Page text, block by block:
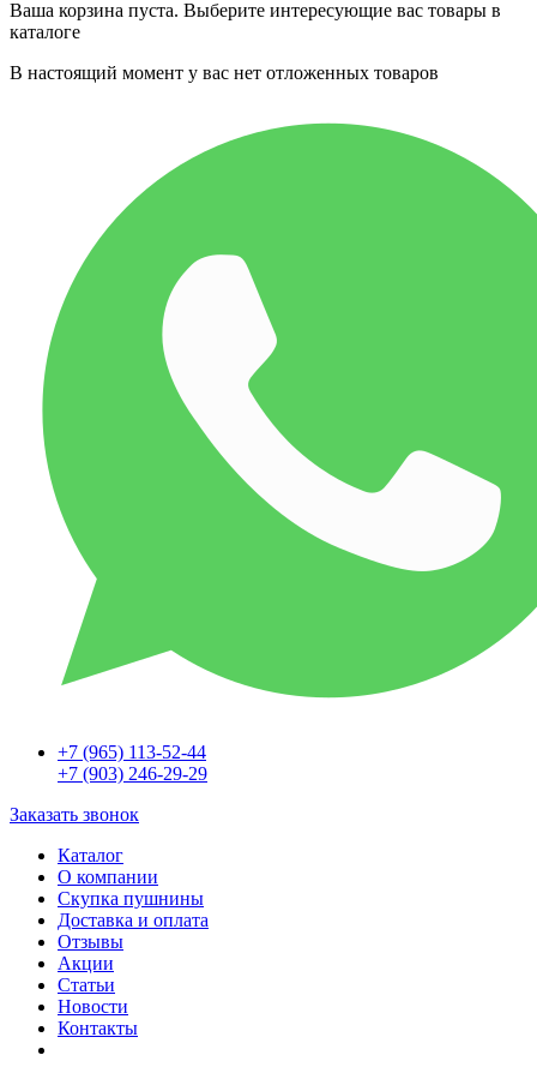
Ваша корзина пуста. Выберите интересующие вас товары в
каталоге
В настоящий момент у вас нет отложенных товаров
+7 (965) 113-52-44
+7 (903) 246-29-29
Заказать звонок
Каталог
О компании
Скупка пушнины
Доставка и оплата
Отзывы
Акции
Статьи
Новости
Контакты